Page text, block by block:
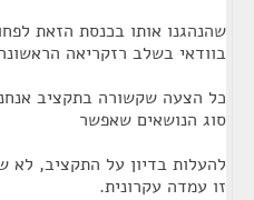
שהנהגנו אותו בכנסת הזאת
בוודאי בשלב רזקריאה
כל הצעה שקשורה בתקציב
סוג הנושאים שאפשר
להעלות בדיון על התקציב, לא
זו עמדה עקרונית.